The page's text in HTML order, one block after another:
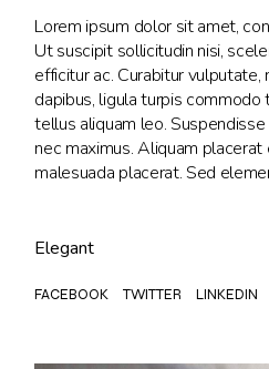
Lorem ipsum dolor sit amet,
Ut suscipit sollicitudin nisi,
efficitur ac. Curabitur vulputate,
dapibus, ligula turpis commodo
tellus aliquam leo.
nec maximus. Aliquam
malesuada placerat. Sed
Elegant
FACEBOOK TWITTER LINKEDIN